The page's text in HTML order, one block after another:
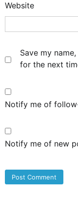
Website
Save my
for the next
Notify me of
Notify me of new